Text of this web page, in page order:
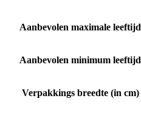
Aanbevolen maximale leeftijd
Aanbevolen minimum leeftijd
Verpakkings breedte (in cm)